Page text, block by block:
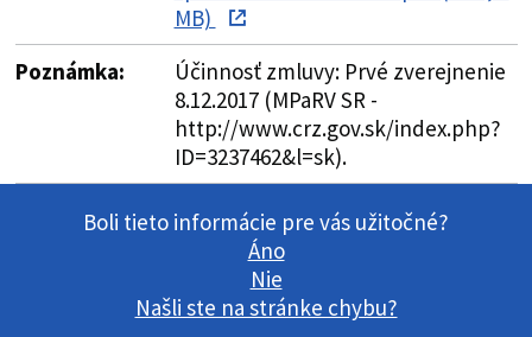
MB)
Poznámka:
Účinnosť zmluvy: Prvé zverejnenie
8.12.2017 (MPaRV SR -
http://www.crz.gov.sk/index.php?
ID=3237462&l=sk).
Boli tieto informácie pre vás užitočné?
Áno
Nie
Našli ste na stránke chybu?